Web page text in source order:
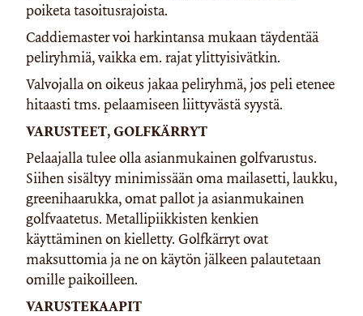
poiketa tasoitusrajoista.
Caddiemaster voi harkintansa mukaan täydentää
peliryhmiä, vaikka em. rajat ylittyisivätkin.
Valvojalla on oikeus jakaa peliryhmä, jos peli etenee
hitaasti tms. pelaamiseen liittyvästä syystä.
VARUSTEET, GOLFKÄRRYT
Pelaajalla tulee olla asianmukainen golfvarustus.
Siihen sisältyy minimissään oma mailasetti, laukku,
greenihaarukka, omat pallot ja asianmukainen
golfvaatetus. Metallipiikkisten kenkien
käyttäminen on kielletty. Golfkärryt ovat
maksuttomia ja ne on käytön jälkeen palautetaan
omille paikoilleen.
VARUSTEKAAPIT